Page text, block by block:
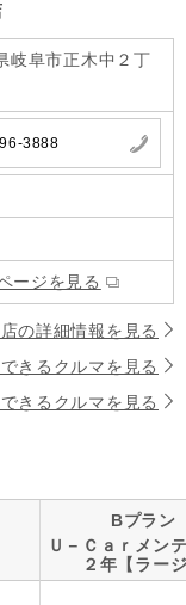
岐阜市正木中２丁
3888
ージを見る
の詳細情報を見る
きるクルマを見る
きるクルマを見る
Bプラン
Ｕ－Ｃａｒメン
２年【ラー